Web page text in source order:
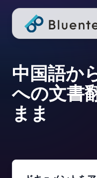
中国語か
への文書
まま